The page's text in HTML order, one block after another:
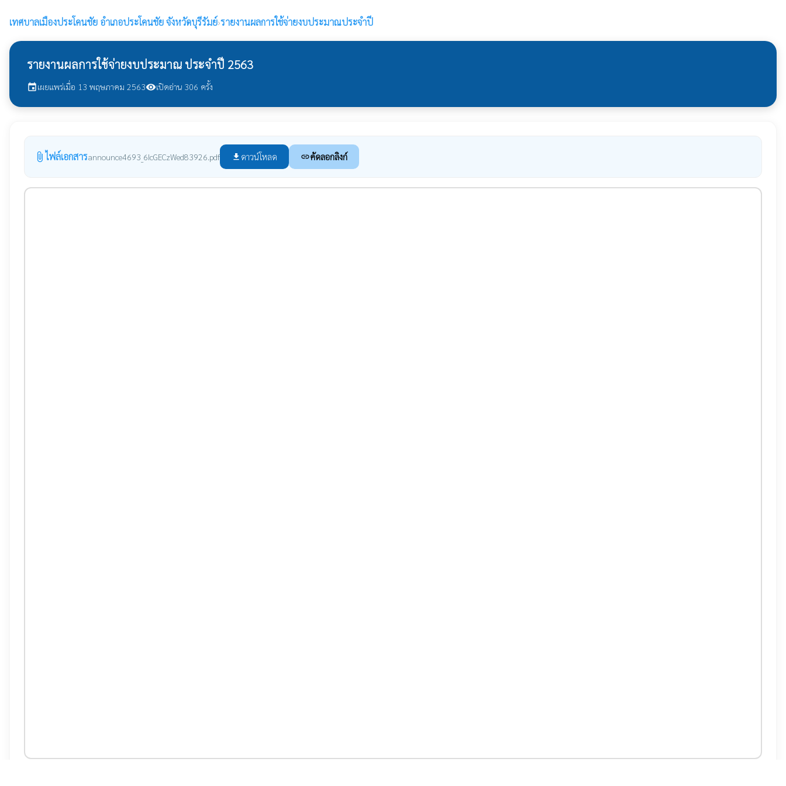
เทศบาลเมืองประโคนชัย อำเภอประโคนชัย จังหวัดบุรีรัมย์›รายงานผลการใช้จ่ายงบประมาณประจำปี
รายงานผลการใช้จ่ายงบประมาณ ประจำปี 2563
eventเผยแพร่เมื่อ 13 พฤษภาคม 2563visibilityเปิดอ่าน 306 ครั้ง
attach_file ไฟล์เอกสารannounce4693_6IcGECzWed83926.pdf file_download ดาวน์โหลด linkคัดลอกลิงก์